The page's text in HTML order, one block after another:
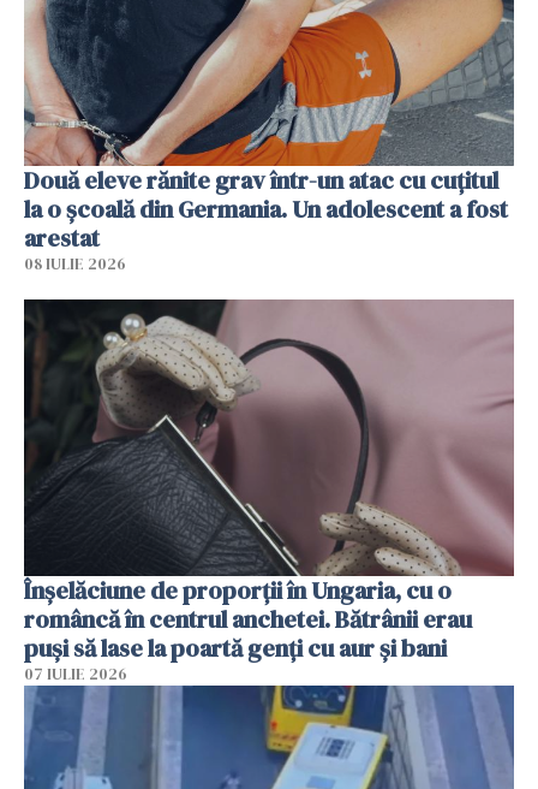
Două eleve rănite grav într-un atac cu cuțitul
la o școală din Germania. Un adolescent a fost
arestat
08 IULIE 2026
Înșelăciune de proporții în Ungaria, cu o
româncă în centrul anchetei. Bătrânii erau
puși să lase la poartă genți cu aur și bani
07 IULIE 2026